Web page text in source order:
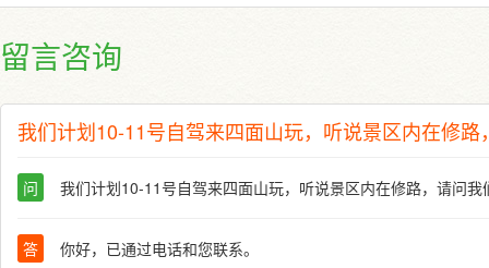
留言咨询
我们计划10-11号自驾来四面山玩，听说景区内在修
问 我们计划10-11号自驾来四面山玩，听说景区内在修路，请问
答 你好，已通过电话和您联系。